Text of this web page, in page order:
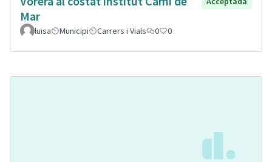
Mar
luisa Municipi Carrers i Vials 0 0